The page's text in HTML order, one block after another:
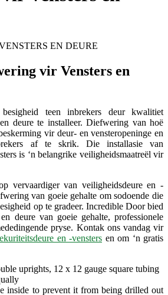
vir Vensters en
teen inbrekers deur kwalitiet
deure te installeer. Diefwering van hoë
vir deur- en vensteropeninge en
af te skrik. Die installasie van
is ‘n belangrike veiligheidsmaatreël vir
vervaardiger van veiligheidsdeure en -
van goeie gehalte om sodoende die
op te gradeer. Incredible Door bied
deure van goeie gehalte, professionele
pryse. Kontak ons vandag vir
en -vensters en om ‘n gratis